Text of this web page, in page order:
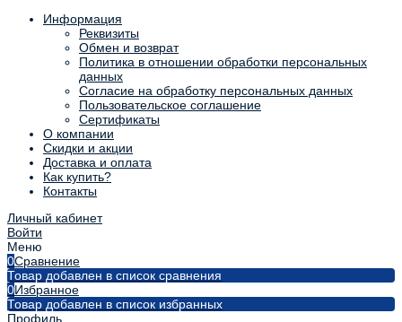
Информация
Реквизиты
Обмен и возврат
Политика в отношении обработки персональных
данных
Согласие на обработку персональных данных
Пользовательское соглашение
Сертификаты
О компании
Скидки и акции
Доставка и оплата
Как купить?
Контакты
Личный кабинет
Войти
Меню
0Сравнение
Товар добавлен в список сравнения
0Избранное
Товар добавлен в список избранных
Профиль